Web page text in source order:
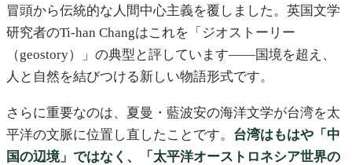
冒頭から伝統的な人間中心主義を覆しました。英国文学
研究者のTi-han Changはこれを「ジオストーリー
（geostory）」の典型と評しています——国境を超え、
人と自然を結びつける新しい物語形式です。
さらに重要なのは、夏曼・藍波安の海洋文学が台湾を太
平洋の文脈に位置し直したことです。 台湾はもはや「中
国の辺境」ではなく、「太平洋オーストロネシア世界の